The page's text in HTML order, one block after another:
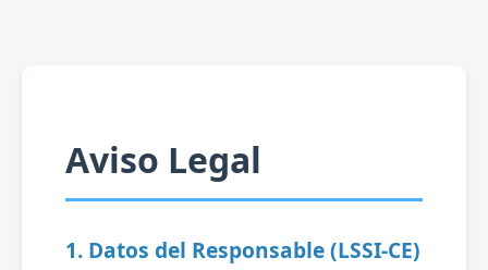
Aviso Legal
1. Datos del Responsable (LSSI-CE)